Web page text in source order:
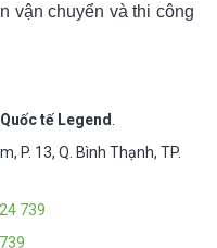
vận chuyển và thi công
Quốc tế Legend
P. 13, Q. Bình Thạnh, TP.
739